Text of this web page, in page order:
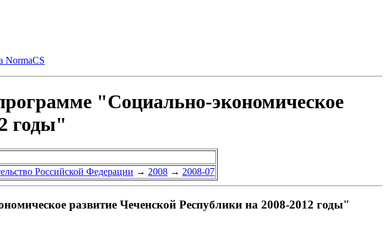
NormaCS
"Социально-экономическое
годы"
Российской Федерации → 2008 → 2008-07
развитие Чеченской Республики на 2008-2012 годы"